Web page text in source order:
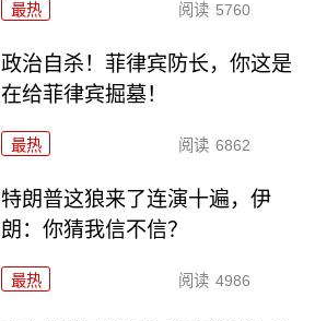
最热 阅读 5760
政治自杀！菲律宾防长，你这是
在给菲律宾掘墓！
最热 阅读 6862
特朗普这狼来了连演十遍，伊
朗：你猜我信不信？
最热 阅读 4986